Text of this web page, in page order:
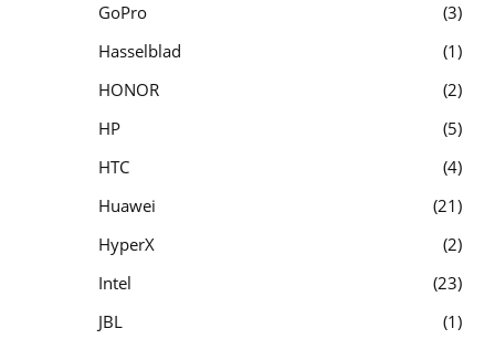
GoPro
3
Hasselblad
1
HONOR
2
HP
5
HTC
4
Huawei
21
HyperX
2
Intel
23
JBL
1